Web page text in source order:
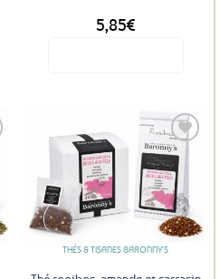
5,85€
Ajouter
aux
favoris
THÉS & TISANES BARONNY'S